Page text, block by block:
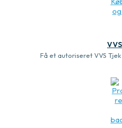
Få et autoriseret VVS